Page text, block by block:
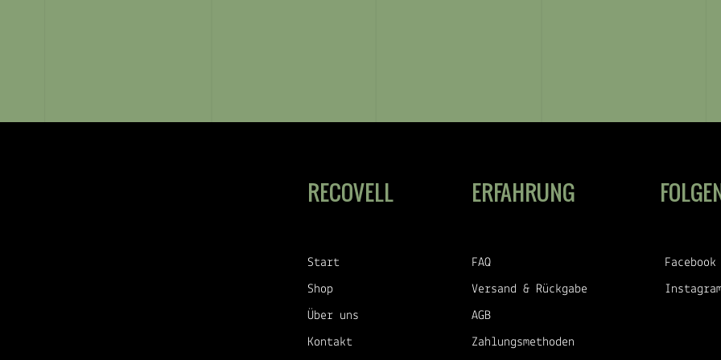
RECOVELL
Start
Shop
Über uns
Kontakt
ERFAHRUNG
FAQ
Versand & Rückgabe
AGB
Zahlungsmethoden
Facebook